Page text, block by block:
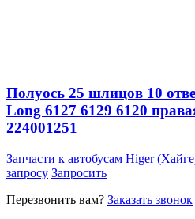
Полуось 25 шлицов 10
Long 6127 6129 6120
224001251
Запчасти к автобусам Higer
запросу Запросить
Перезвонить вам? Заказать звонок